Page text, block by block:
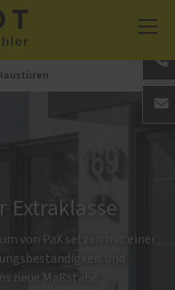
Extraklasse
von PaX setzen mit einer
und
neue Maßstäbe.